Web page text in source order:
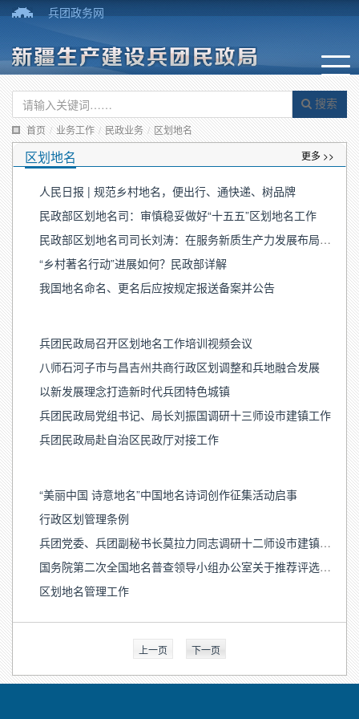
兵团政务网
搜索
首页 / 业务工作 / 民政业务 / 区划地名
区划地名 更多 >>
人民日报 | 规范乡村地名，便出行、通快递、树品牌
民政部区划地名司：审慎稳妥做好“十五五”区划地名工作
民政部区划地名司司长刘涛：在服务新质生产力发展布局中发挥行政区划重要资源作用
“乡村著名行动”进展如何？民政部详解
我国地名命名、更名后应按规定报送备案并公告
兵团民政局召开区划地名工作培训视频会议
八师石河子市与昌吉州共商行政区划调整和兵地融合发展
以新发展理念打造新时代兵团特色城镇
兵团民政局党组书记、局长刘振国调研十三师设市建镇工作
兵团民政局赴自治区民政厅对接工作
“美丽中国 诗意地名”中国地名诗词创作征集活动启事
行政区划管理条例
兵团党委、兵团副秘书长莫拉力同志调研十二师设市建镇工作
国务院第二次全国地名普查领导小组办公室关于推荐评选第二次全国地名普查先进集体和先进个人的通知
区划地名管理工作
上一页 下一页